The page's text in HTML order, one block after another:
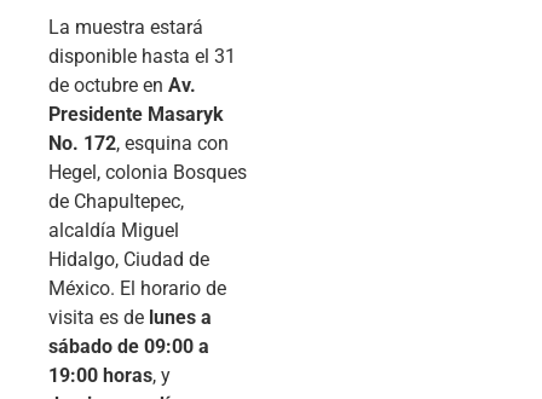
La muestra estará
disponible hasta el 31
de octubre en Av.
Presidente Masaryk
No. 172, esquina con
Hegel, colonia Bosques
de Chapultepec,
alcaldía Miguel
Hidalgo, Ciudad de
México. El horario de
visita es de lunes a
sábado de 09:00 a
19:00 horas, y